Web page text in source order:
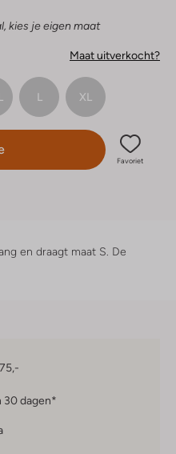
kies je eigen maat
Maat uitverkocht?
L XL
Favoriet
en draagt maat S. De
30 dagen*